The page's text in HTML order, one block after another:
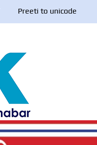
Preeti to unicode